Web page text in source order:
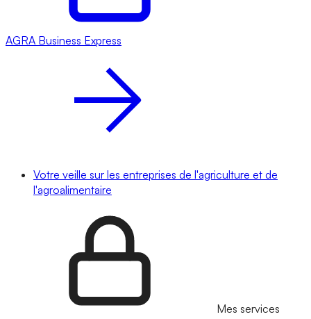
AGRA Business Express
Votre veille sur les entreprises de l'agriculture et de
l'agroalimentaire
Mes services